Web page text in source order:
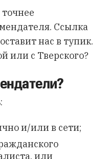
Ссылка
нас в тупик.
или с Тверского?
и/или в сети;
или